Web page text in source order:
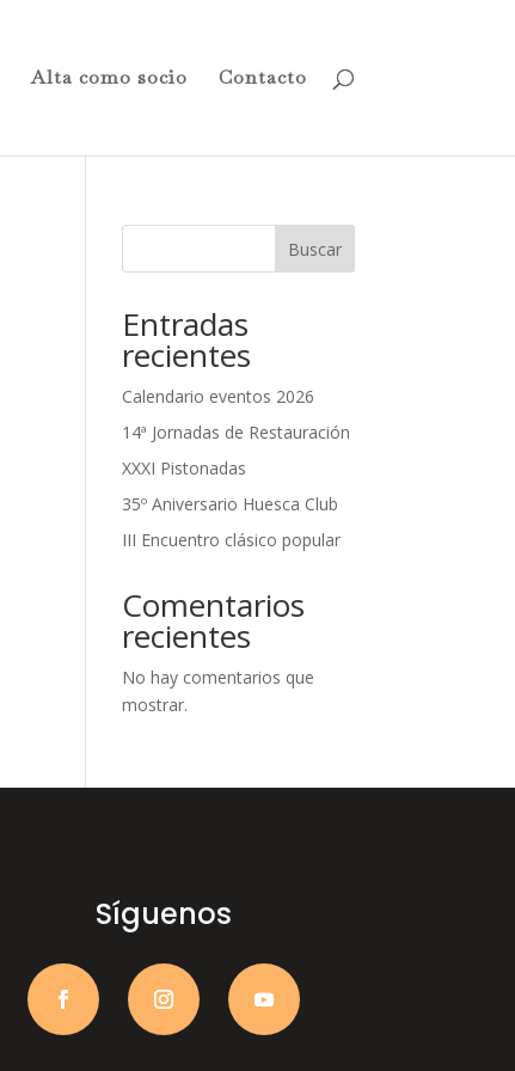
Alta como socio Contacto
Buscar
Entradas
recientes
Calendario eventos 2026
14ª Jornadas de Restauración
XXXI Pistonadas
35º Aniversario Huesca Club
III Encuentro clásico popular
Comentarios
recientes
No hay comentarios que
mostrar.
Síguenos